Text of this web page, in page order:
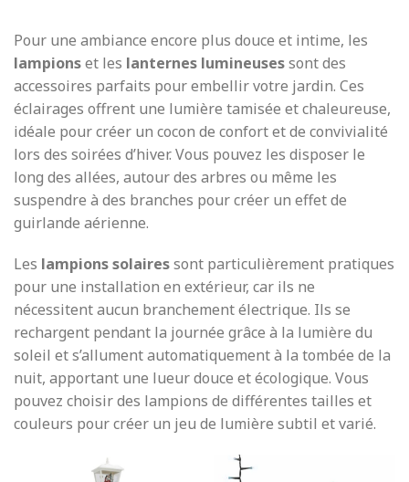
Pour une ambiance encore plus douce et intime, les
lampionset les lanternes lumineusessont des
accessoires parfaits pour embellir votre jardin. Ces
éclairages offrent une lumière tamisée et chaleureuse,
idéale pour créer un cocon de confort et de convivialité
lors des soirées d’hiver. Vous pouvez les disposer le
long des allées, autour des arbres ou même les
suspendre à des branches pour créer un effet de
guirlande aérienne.
Les lampions solairessont particulièrement pratiques
pour une installation en extérieur, car ils ne
nécessitent aucun branchement électrique. Ils se
rechargent pendant la journée grâce à la lumière du
soleil et s’allument automatiquement à la tombée de la
nuit, apportant une lueur douce et écologique. Vous
pouvez choisir des lampions de différentes tailles et
couleurs pour créer un jeu de lumière subtil et varié.